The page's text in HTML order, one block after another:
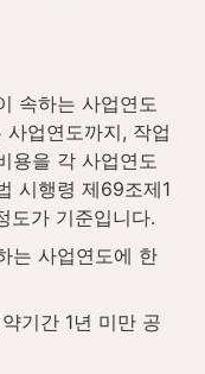
속하는 사업연도
업연도까지, 작업
용을 각 사업연도
시행령 제69조제1
도가 기준입니다.
는 사업연도에 한
기간 1년 미만 공